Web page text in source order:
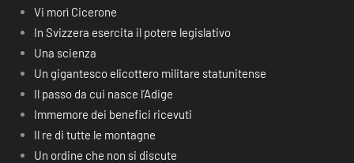
Vi morì Cicerone
In Svizzera esercita il potere legislativo
Una scienza
Un gigantesco elicottero militare statunitense
Il passo da cui nasce l’Adige
Immemore dei benefici ricevuti
Il re di tutte le montagne
Un ordine che non si discute